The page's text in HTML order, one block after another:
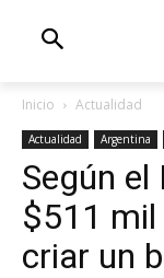
Inicio Actualidad
Actualidad Argentina
Según el
$511 mil
criar un